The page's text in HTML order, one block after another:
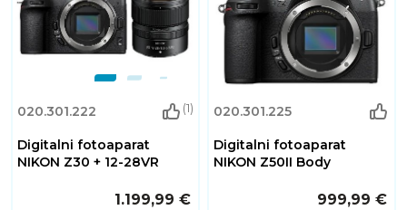
020.301.222 (1)
Digitalni fotoaparat
NIKON Z30 + 12-28VR
1.199,99 €
020.301.225
Digitalni fotoaparat
NIKON Z50II Body
999,99 €